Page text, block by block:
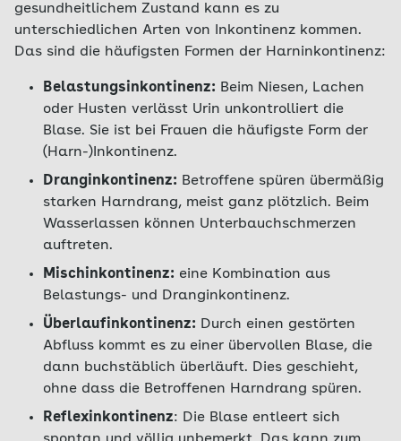
gesundheitlichem Zustand kann es zu
unterschiedlichen Arten von Inkontinenz kommen.
Das sind die häufigsten Formen der Harninkontinenz:
Belastungsinkontinenz: Beim Niesen, Lachen
oder Husten verlässt Urin unkontrolliert die
Blase. Sie ist bei Frauen die häufigste Form der
(Harn-)Inkontinenz.
Dranginkontinenz: Betroffene spüren übermäßig
starken Harndrang, meist ganz plötzlich. Beim
Wasserlassen können Unterbauchschmerzen
auftreten.
Mischinkontinenz: eine Kombination aus
Belastungs- und Dranginkontinenz.
Überlaufinkontinenz: Durch einen gestörten
Abfluss kommt es zu einer übervollen Blase, die
dann buchstäblich überläuft. Dies geschieht,
ohne dass die Betroffenen Harndrang spüren.
Reflexinkontinenz: Die Blase entleert sich